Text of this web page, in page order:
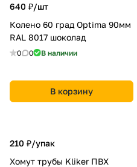
640 ₽/шт
Колено 60 град Optima 90мм
RAL 8017 шоколад
0 0 В наличии
В корзину
210 ₽/упак
Хомут трубы Kliker ПВХ